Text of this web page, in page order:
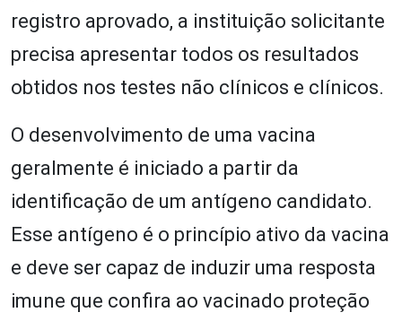
registro aprovado, a instituição solicitante
precisa apresentar todos os resultados
obtidos nos testes não clínicos e clínicos.
O desenvolvimento de uma vacina
geralmente é iniciado a partir da
identificação de um antígeno candidato.
Esse antígeno é o princípio ativo da vacina
e deve ser capaz de induzir uma resposta
imune que confira ao vacinado proteção